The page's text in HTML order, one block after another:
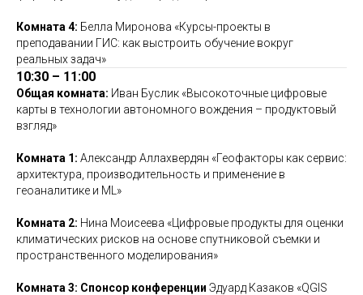
Комната 4: Белла Миронова «Курсы-проекты в
преподавании ГИС: как выстроить обучение вокруг
реальных задач»
10:30 – 11:00
Общая комната: Иван Буслик «Высокоточные цифровые
карты в технологии автономного вождения – продуктовый
взгляд»
Комната 1: Александр Аллахвердян «Геофакторы как сервис:
архитектура, производительность и применение в
геоаналитике и ML»
Комната 2: Нина Моисеева «Цифровые продукты для оценки
климатических рисков на основе спутниковой съемки и
пространственного моделирования»
Комната 3: Спонсор конференции Эдуард Казаков «QGIS